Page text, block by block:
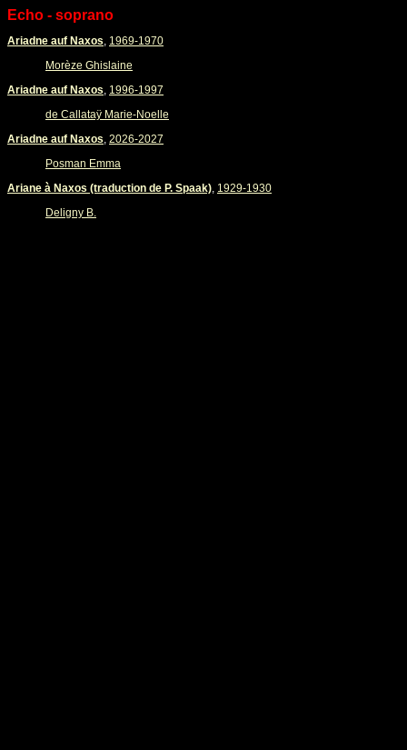
Echo - soprano
Ariadne auf Naxos, 1969-1970
Morèze Ghislaine
Ariadne auf Naxos, 1996-1997
de Callataÿ Marie-Noelle
Ariadne auf Naxos, 2026-2027
Posman Emma
Ariane à Naxos (traduction de P. Spaak), 1929-1930
Deligny B.